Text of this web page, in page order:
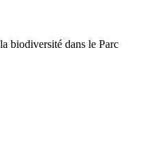
biodiversité dans le Parc